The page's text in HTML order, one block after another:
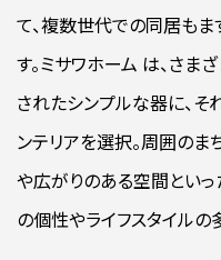
て、複数世代での同居も
す。ミサワホーム は、さ
されたシンプルな器に、
ンテリアを選択。周囲の
や広がりのある空間とい
の個性やライフスタイルの